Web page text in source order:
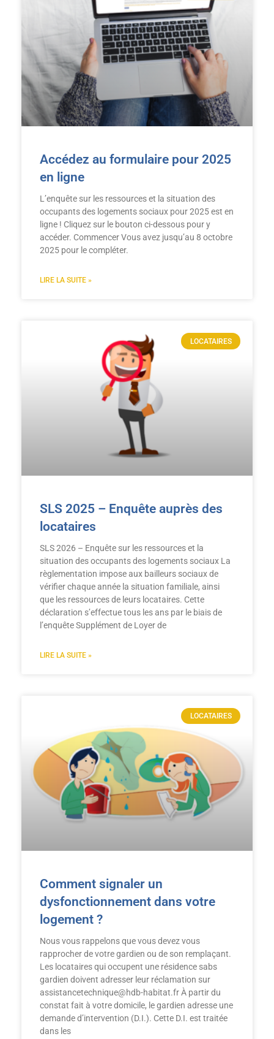
Accédez au formulaire pour 2025
en ligne
L’enquête sur les ressources et la situation des
occupants des logements sociaux pour 2025 est en
ligne ! Cliquez sur le bouton ci-dessous pour y
accéder. Commencer Vous avez jusqu’au 8 octobre
2025 pour le compléter.
LIRE LA SUITE »
LOCATAIRES
SLS 2025 – Enquête auprès des
locataires
SLS 2026 – Enquête sur les ressources et la
situation des occupants des logements sociaux La
règlementation impose aux bailleurs sociaux de
vérifier chaque année la situation familiale, ainsi
que les ressources de leurs locataires. Cette
déclaration s’effectue tous les ans par le biais de
l’enquête Supplément de Loyer de
LIRE LA SUITE »
LOCATAIRES
Comment signaler un
dysfonctionnement dans votre
logement ?
Nous vous rappelons que vous devez vous
rapprocher de votre gardien ou de son remplaçant.
Les locataires qui occupent une résidence sabs
gardien doivent adresser leur réclamation sur
assistancetechnique@hdb-habitat.fr À partir du
constat fait à votre domicile, le gardien adresse une
demande d’intervention (D.I.). Cette D.I. est traitée
dans les